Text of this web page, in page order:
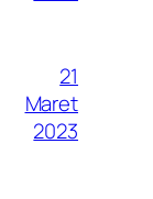
21
Maret
2023